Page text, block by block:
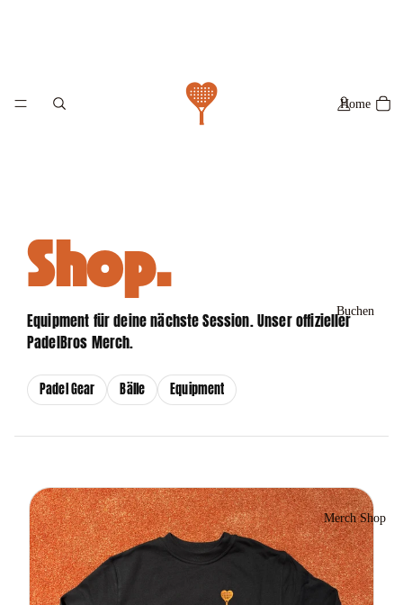
Home
Buchen
Merch Shop
Shop.
Equipment für deine nächste Session. Unser offizieller
PadelBros Merch.
Padel Gear Bälle Equipment